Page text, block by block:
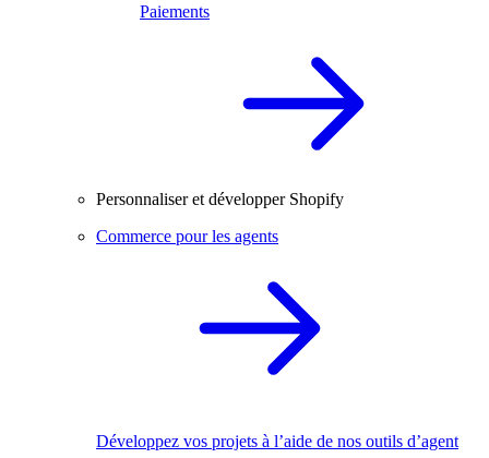
Paiements
Personnaliser et développer Shopify
Commerce pour les agents
Développez vos projets à l’aide de nos outils d’agent